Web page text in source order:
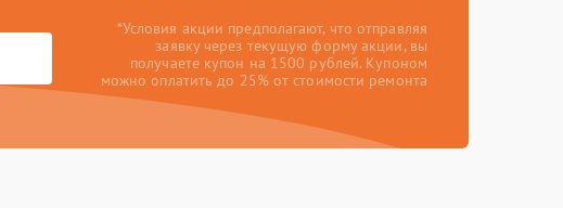
*Условия акции предполагают, что отправляя
заявку через текущую форму акции, вы
получаете купон на 1500 рублей. Купоном
можно оплатить до 25% от стоимости ремонта